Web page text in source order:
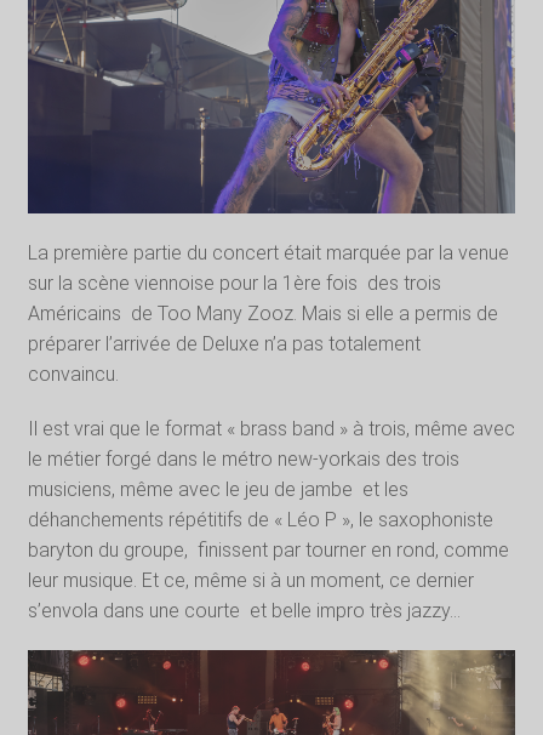
La première partie du concert était marquée par la venue
sur la scène viennoise pour la 1ère fois des trois
Américains de Too Many Zooz. Mais si elle a permis de
préparer l’arrivée de Deluxe n’a pas totalement
convaincu.
Il est vrai que le format « brass band » à trois, même avec
le métier forgé dans le métro new-yorkais des trois
musiciens, même avec le jeu de jambe et les
déhanchements répétitifs de « Léo P », le saxophoniste
baryton du groupe, finissent par tourner en rond, comme
leur musique. Et ce, même si à un moment, ce dernier
s’envola dans une courte et belle impro très jazzy…